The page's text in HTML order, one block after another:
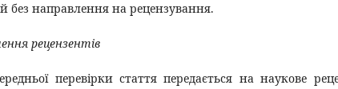
без направлення на рецензування.
рецензентів
перевірки стаття передається на наукове